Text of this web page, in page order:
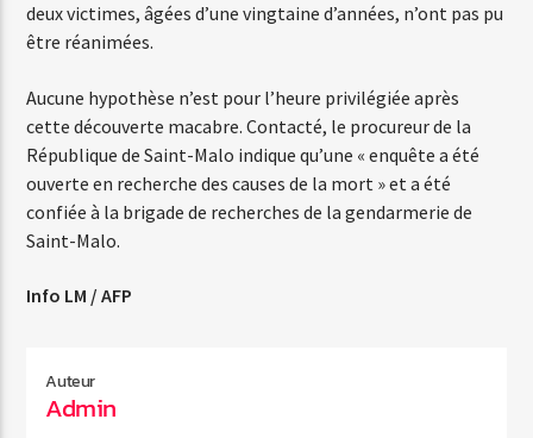
Web-Radio-Années 70
Web-Radio-Années 80
deux victimes, âgées d’une vingtaine d’années, n’ont pas pu
être réanimées.
Aucune hypothèse n’est pour l’heure privilégiée après
cette découverte macabre. Contacté, le procureur de la
République de Saint-Malo indique qu’une « enquête a été
ouverte en recherche des causes de la mort » et a été
confiée à la brigade de recherches de la gendarmerie de
Saint-Malo.
Info LM / AFP
Auteur
Admin